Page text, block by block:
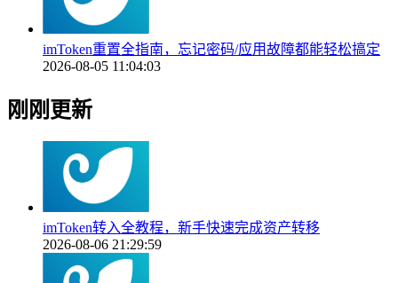
imToken重置全指南，忘记密码/应用故障都能轻松搞定
2026-08-05 11:04:03
刚刚更新
imToken转入全教程，新手快速完成资产转移
2026-08-06 21:29:59